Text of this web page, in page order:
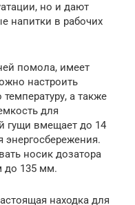
но и дают
напитки в рабочих
помола, имеет
настроить
а также
для
гущи вмещает до 14
носик дозатора
до 135 мм.
находка для